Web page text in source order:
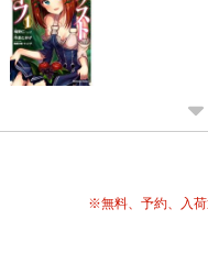
※無料、予約、入荷